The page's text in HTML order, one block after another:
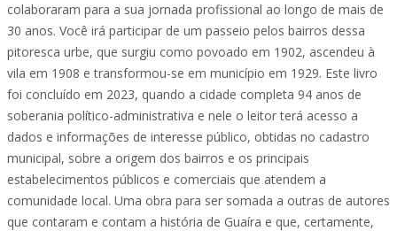
colaboraram para a sua jornada profissional ao longo de mais de
30 anos. Você irá participar de um passeio pelos bairros dessa
pitoresca urbe, que surgiu como povoado em 1902, ascendeu à
vila em 1908 e transformou-se em município em 1929. Este livro
foi concluído em 2023, quando a cidade completa 94 anos de
soberania político-administrativa e nele o leitor terá acesso a
dados e informações de interesse público, obtidas no cadastro
municipal, sobre a origem dos bairros e os principais
estabelecimentos públicos e comerciais que atendem a
comunidade local. Uma obra para ser somada a outras de autores
que contaram e contam a história de Guaíra e que, certamente,